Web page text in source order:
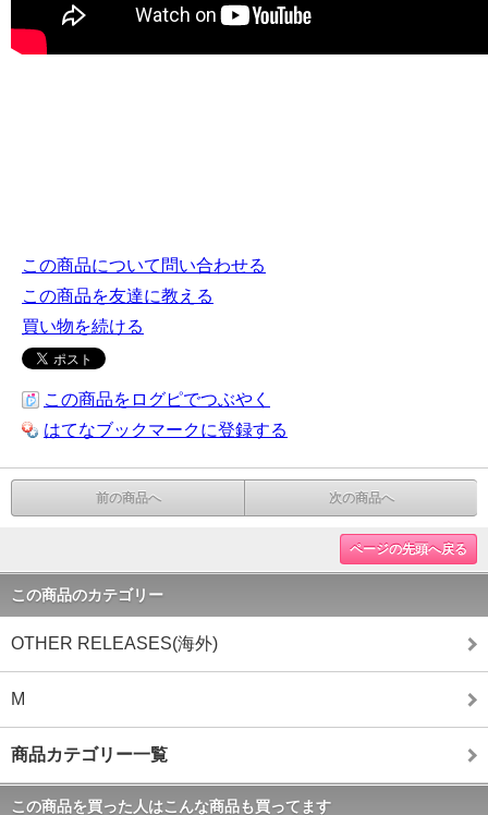
この商品について問い合わせる
この商品を友達に教える
買い物を続ける
この商品をログピでつぶやく
はてなブックマークに登録する
前の商品へ 次の商品へ
ページの先頭へ戻る
この商品のカテゴリー
OTHER RELEASES(海外)
M
商品カテゴリー一覧
この商品を買った人はこんな商品も買ってます